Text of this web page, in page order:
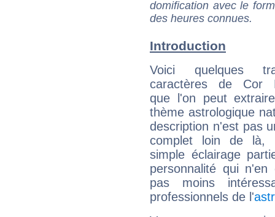
domification avec le
des heures connues.
Introduction
Voici quelques
caractères de Cor
que l'on peut
thème astrologique
description n'est pas
complet loin de là,
simple éclairage
personnalité qui n'en
pas moins
professionnels de l'